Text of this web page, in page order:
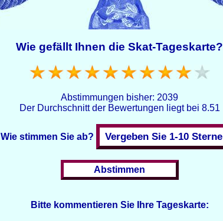
Wie gefällt Ihnen die Skat-Tageskarte?
Abstimmungen bisher: 2039
Der Durchschnitt der Bewertungen liegt bei 8.51
Wie stimmen Sie ab?
Bitte kommentieren Sie Ihre Tageskarte: